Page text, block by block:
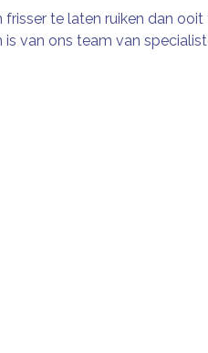
te laten ruiken dan ooit
van ons team van